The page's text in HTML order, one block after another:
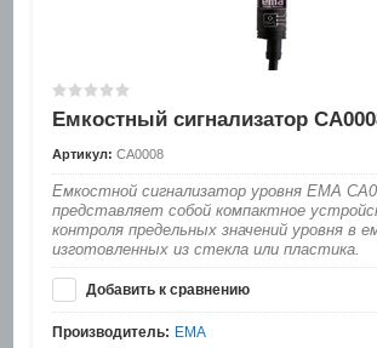
Емкостный сигнализатор
Артикул: CA0008
Емкостной сигнализатор уровня EMA
представляет собой компактное
контроля предельных значений уровня в
изготовленных из стекла или пластика.
Добавить к сравнению
Производитель: EMA